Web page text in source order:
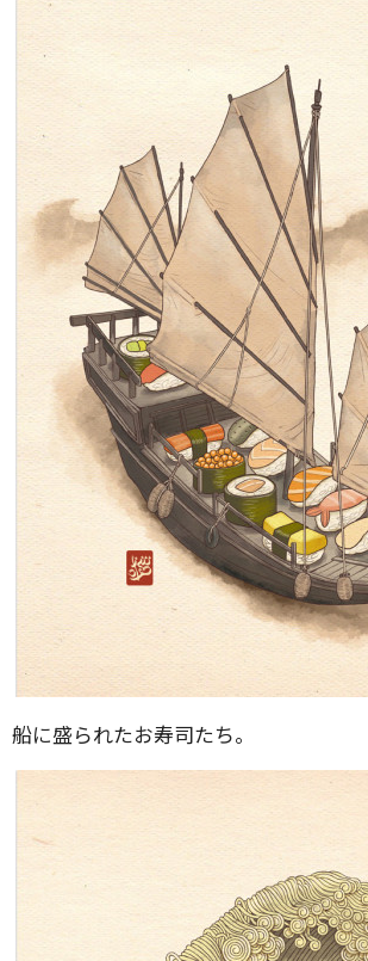
船に盛られたお寿司たち。